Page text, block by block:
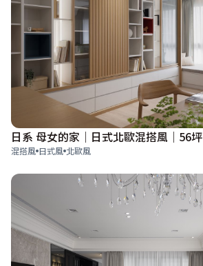
日系 母女的家｜日式北歐混搭風｜56坪
混搭風 日式風 北歐風